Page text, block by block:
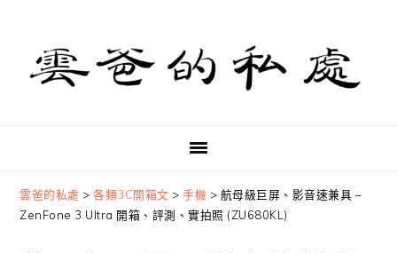
primary
navigation
content
primary
sidebar
雲爸的私處 >各類3C開箱文 >手機 > 航母級巨屏、影音速兼具 –
ZenFone 3 Ultra 開箱、評測、實拍照 (ZU680KL)